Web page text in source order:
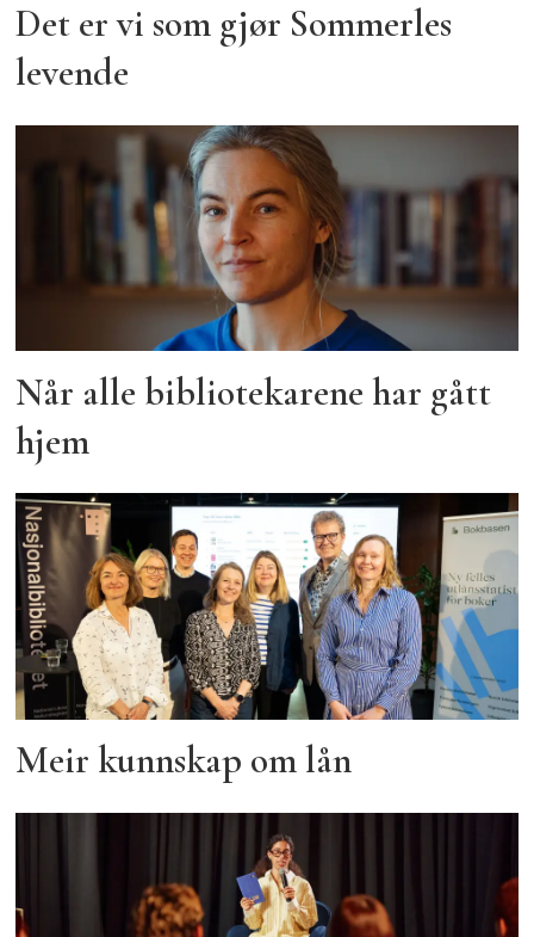
Det er vi som gjør Sommerles
levende
Når alle bibliotekarene har gått
hjem
Meir kunnskap om lån